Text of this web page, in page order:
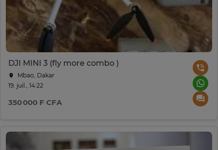
DJI MINI 3 (fly more combo )
Mbao, Dakar
19. juil., 14:22
350 000 F CFA